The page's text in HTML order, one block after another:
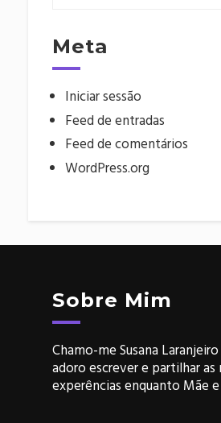
Meta
Iniciar sessão
Feed de entradas
Feed de comentários
WordPress.org
Sobre Mim
Chamo-me Susana
adoro escrever e partilhar as
experências enquanto Mãe